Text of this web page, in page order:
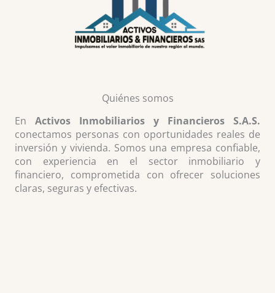
Quiénes somos
En Activos Inmobiliarios y Financieros S.A.S.
conectamos personas con oportunidades reales de
inversión y vivienda. Somos una empresa confiable,
con experiencia en el sector inmobiliario y
financiero, comprometida con ofrecer soluciones
claras, seguras y efectivas.